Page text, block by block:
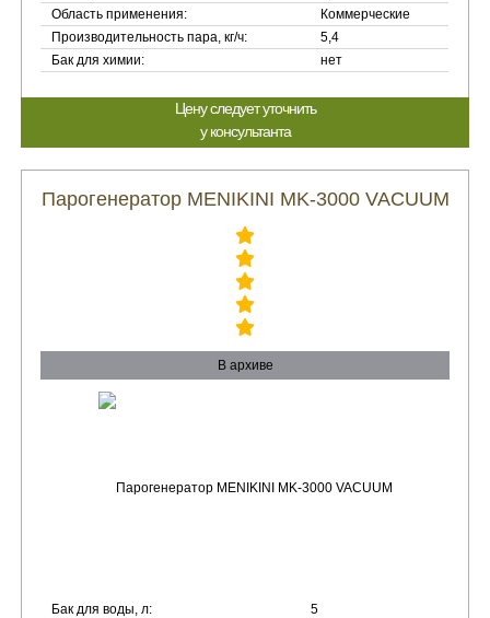
Область применения:
Коммерческие
Производительность пара, кг/ч:
5,4
Бак для химии:
нет
Цену следует уточнить
у консультанта
Парогенератор MENIKINI MK-3000 VACUUM
В архиве
Бак для воды, л:
5